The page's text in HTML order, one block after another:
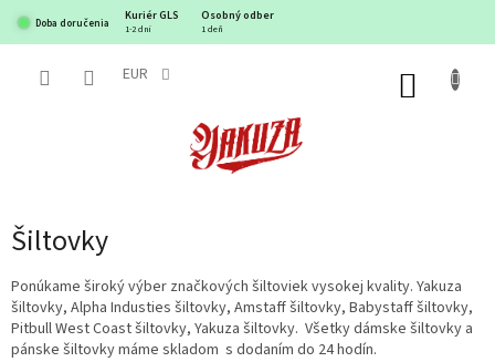
obsah
Doba doručenia
Kuriér GLS Osobný odber
1-2 dni 1 deň
EUR
Šiltovky
Ponúkame široký výber značkových šiltoviek vysokej kvality. Yakuza
šiltovky, Alpha Industies šiltovky, Amstaff šiltovky, Babystaff šiltovky,
Pitbull West Coast šiltovky, Yakuza šiltovky. Všetky dámske šiltovky a
pánske šiltovky máme skladom s dodaním do 24 hodín.